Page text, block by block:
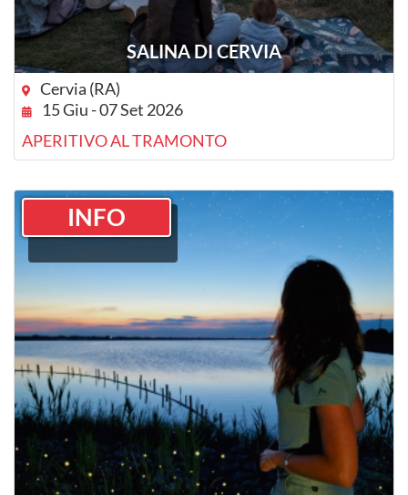
SALINA DI CERVIA
Cervia (RA)
15 Giu - 07 Set 2026
APERITIVO AL TRAMONTO
INFO